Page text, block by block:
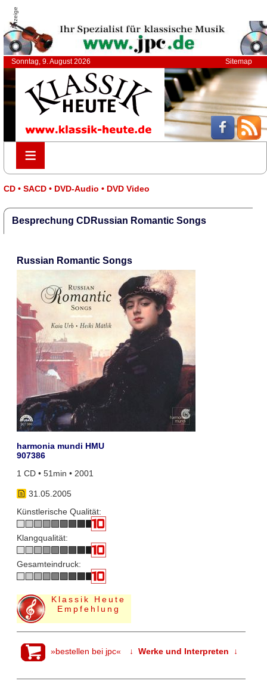
Anzeige
Sonntag, 9. August 2026 Sitemap
≡
≡
CD • SACD • DVD-Audio • DVD Video
Besprechung CDRussian Romantic Songs
Russian Romantic Songs
harmonia mundi HMU
907386
1 CD • 51min • 2001
31.05.2005
Künstlerische Qualität:
Klangqualität:
Gesamteindruck:
Klassik Heute
Empfehlung
»bestellen bei jpc« ↓ Werke und Interpreten ↓